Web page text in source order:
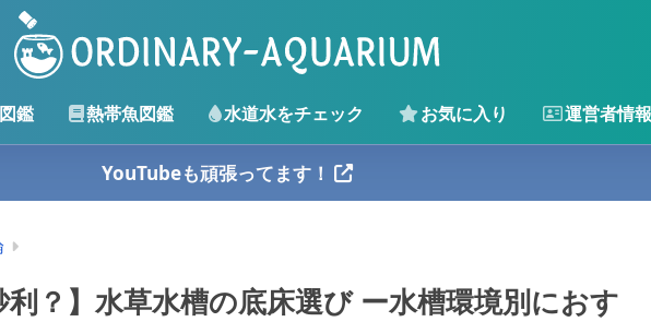
鑑 熱帯魚図鑑 水道水をチェック お気に入り 運営者情報
YouTubeも頑張ってます！
利？】水草水槽の底床選び ー水槽環境別におす